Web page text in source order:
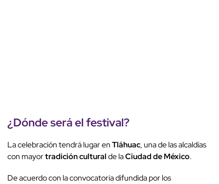
¿Dónde será el festival?
La celebración tendrá lugar enTláhuac, una de las alcaldías
con mayortradición culturalde laCiudad de México.
De acuerdo con la convocatoria difundida por los